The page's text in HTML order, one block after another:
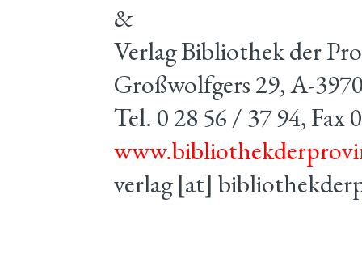
&
Verlag Bibliothek der
Großwolfgers 29, A-
Tel. 0 28 56 / 37 94, Fax
verlag [at]